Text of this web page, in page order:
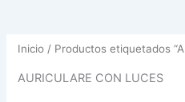
Inicio / Productos etiquetados
AURICULARE CON LUCES